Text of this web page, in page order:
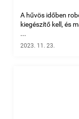
A hűvös időben
kiegészítő kell, és
...
2023. 11. 23.